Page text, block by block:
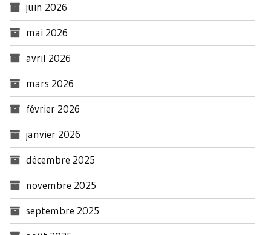
juin 2026
mai 2026
avril 2026
mars 2026
février 2026
janvier 2026
décembre 2025
novembre 2025
septembre 2025